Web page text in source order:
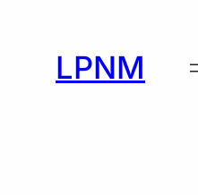
content
contentLPNM